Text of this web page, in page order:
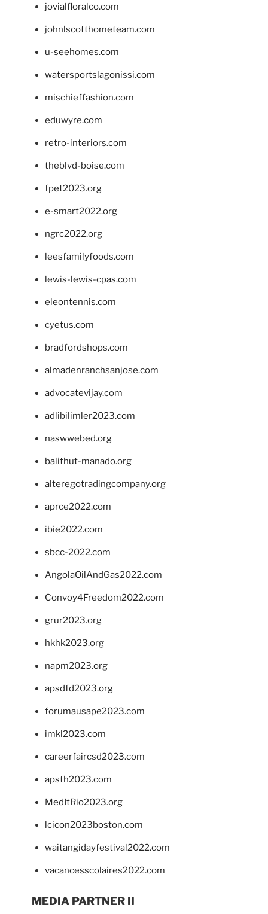
jovialfloralco.com
johnlscotthometeam.com
u-seehomes.com
watersportslagonissi.com
mischieffashion.com
eduwyre.com
retro-interiors.com
theblvd-boise.com
fpet2023.org
e-smart2022.org
ngrc2022.org
leesfamilyfoods.com
lewis-lewis-cpas.com
eleontennis.com
cyetus.com
bradfordshops.com
almadenranchsanjose.com
advocatevijay.com
adlibilimler2023.com
naswwebed.org
balithut-manado.org
alteregotradingcompany.org
aprce2022.com
ibie2022.com
sbcc-2022.com
AngolaOilAndGas2022.com
Convoy4Freedom2022.com
grur2023.org
hkhk2023.org
napm2023.org
apsdfd2023.org
forumausape2023.com
imkl2023.com
careerfaircsd2023.com
apsth2023.com
MedItRio2023.org
lcicon2023boston.com
waitangidayfestival2022.com
vacancesscolaires2022.com
MEDIA PARTNER II